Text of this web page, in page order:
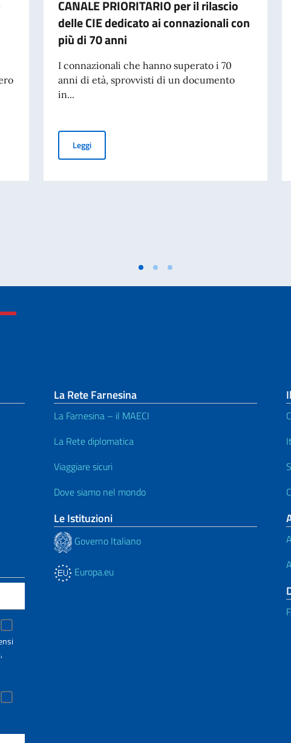
degli Italiani all'Estero (Com.It.Es)
CANALE PRIORITARIO per il rilascio
delle CIE dedicato ai connazionali con
più di 70 anni
I connazionali che hanno superato i 70
anni di età, sprovvisti di un documento
in...
LeggiCANALE PRIORITARIO per il rilascio delle CIE dedicato
La Rete Farnesina
La Farnesina – il MAECI
La Rete diplomatica
Viaggiare sicuri
Dove siamo nel mondo
Le Istituzioni
Governo Italiano
Europa.eu